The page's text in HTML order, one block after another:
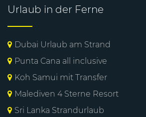
Urlaub in der Ferne
Dubai Urlaub am Strand
Punta Cana all inclusive
Koh Samui mit Transfer
Malediven 4 Sterne Resort
Sri Lanka Strandurlaub